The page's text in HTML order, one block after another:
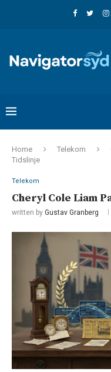
Home Telekom
Tidslinje
Telekom
Cheryl Cole Liam
written by Gustav Granberg